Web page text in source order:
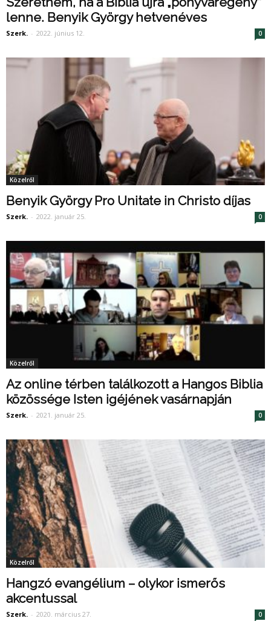
lenne. Benyik György hetvenéves
Szerk. - 2022. június 12. 0
Közelről
Benyik György Pro Unitate in Christo díjas
Szerk. - 2022. január 25. 0
Közelről
Az online térben találkozott a Hangos Biblia
közössége Isten igéjének vasárnapján
Szerk. - 2021. január 25. 0
Közelről
Hangzó evangélium – olykor ismerős
akcentussal
Szerk. - 2020. március 27. 0